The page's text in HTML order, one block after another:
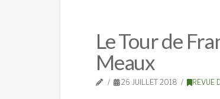
Le Tour de
Meaux
26 JUILLET 2018 REVUE